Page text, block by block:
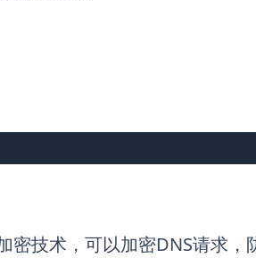
密技术，可以加密DNS请求，